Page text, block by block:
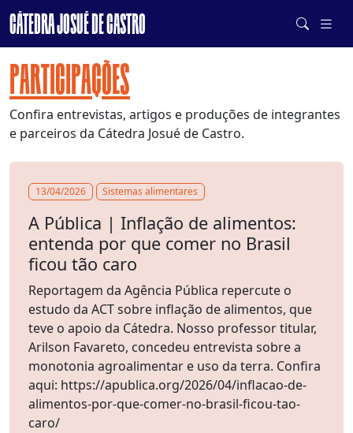
CÁTEDRA JOSUÉ DE CASTRO
DE SISTEMAS ALIMENTARES SAUDÁVEIS E SUSTENTÁVEIS
PARTICIPAÇÕES
Confira entrevistas, artigos e produções de integrantes
e parceiros da Cátedra Josué de Castro.
13/04/2026 Sistemas alimentares
A Pública | Inflação de alimentos:
entenda por que comer no Brasil
ficou tão caro
Reportagem da Agência Pública repercute o
estudo da ACT sobre inflação de alimentos, que
teve o apoio da Cátedra. Nosso professor titular,
Arilson Favareto, concedeu entrevista sobre a
monotonia agroalimentar e uso da terra. Confira
aqui: https://apublica.org/2026/04/inflacao-de-
alimentos-por-que-comer-no-brasil-ficou-tao-
caro/